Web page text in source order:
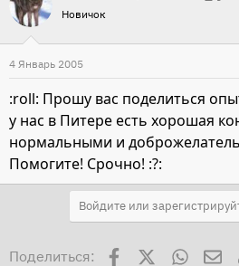
о
р
т
е
м
а
Новичок
4 Январь 2005
:roll: Прошу вас поделиться
у нас в Питере есть хорошая
нормальными и
Помогите! Срочно! :?:
Войдите или
Поделиться: Facebook